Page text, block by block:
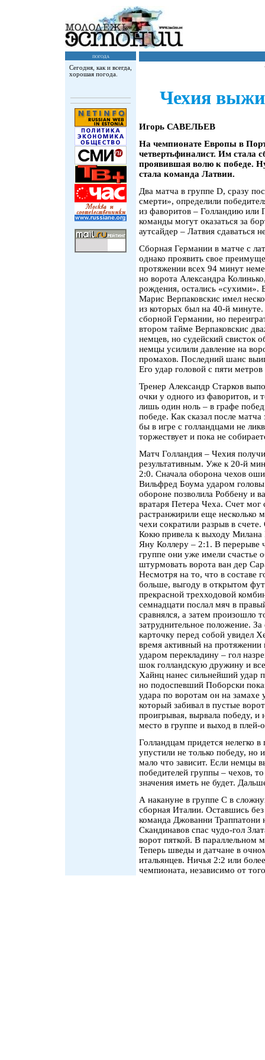
погода
Сегодня, как и всегда,
хорошая погода.
Чехия
Игорь САВЕЛЬЕВ
На чемпионате Европы в
четвертьфиналист. Им стала
проявившая волю к победе.
стала команда Латвии.
Два матча в группе D, сразу
смерти», определили
из фаворитов – Голландию
команды могут оказаться за
аутсайдер – Латвия сдаваться
Сборная Германии в матче с
однако проявить свое
протяжении всех 94 минут
но ворота Александра
рождения, остались «сухими».
Марис Верпаковскис имел
из которых был на 40-й
сборной Германии, но
втором тайме Верпаковскис
немцев, но судейский свисток
немцы усилили давление на
промахов. Последний шанс
Его удар головой с пяти
Тренер Александр Старков
очки у одного из фаворитов, и
лишь один ноль – в графе
победе. Как сказал после
бы в игре с голландцами не
торжествует и пока не
Матч Голландия – Чехия
результативным. Уже к 20-й
2:0. Сначала оборона чехов
Вильфред Боума ударом
обороне позволила Роббену и
вратаря Петера Чеха. Счет
растранжирили еще
чехи сократили разрыв в
Кокю привела к выходу Милана
Яну Коллеру – 2:1. В перерыве
группе они уже имели счастье
штурмовать ворота ван дер
Несмотря на то, что в составе
больше, выгоду в открытом
прекрасной трехходовой
семнадцати послал мяч в
сравнялся, а затем произошло
затруднительное положение.
карточку перед собой увидел
время активный на
ударом перекладину – гол
шок голландскую дружину и
Хайнц нанес сильнейший удар
но подоспевший Поборски
удара по воротам он на
который забивал в пустые
проигрывая, вырвала победу, и
место в группе и выход в
Голландцам придется нелегко
упустили не только победу, но
мало что зависит. Если немцы
победителей группы – чехов,
значения иметь не будет.
А накануне в группе С в
сборная Италии. Оставшись
команда Джованни Траппатони
Скандинавов спас чудо-гол
ворот пяткой. В параллельном
Теперь шведы и датчане в
итальянцев. Ничья 2:2 или
чемпионата, независимо от